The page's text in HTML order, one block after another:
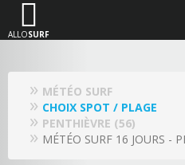
ALLOSURF
MÉTÉO SURF
CHOIX SPOT / PLAGE
PENTHIÈVRE (56)
MÉTÉO SURF 16 JOURS -